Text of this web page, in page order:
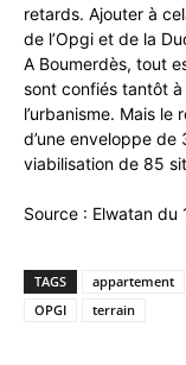
retards. Ajouter à
de l’Opgi et de la
A Boumerdès, tout
sont confiés tantôt
l’urbanisme. Mais le
d’une enveloppe
viabilisation de 85
Source : Elwatan du
TAGS appartement
OPGI
terrain